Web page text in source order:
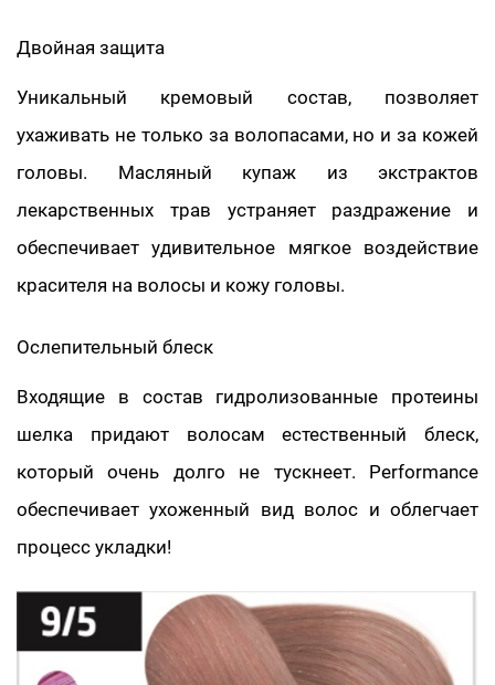
Двойная защита
Уникальный кремовый состав, позволяет
ухаживать не только за волопасами, но и за кожей
головы. Масляный купаж из экстрактов
лекарственных трав устраняет раздражение и
обеспечивает удивительное мягкое воздействие
красителя на волосы и кожу головы.
Ослепительный блеск
Входящие в состав гидролизованные протеины
шелка придают волосам естественный блеск,
который очень долго не тускнеет. Performance
обеспечивает ухоженный вид волос и облегчает
процесс укладки!